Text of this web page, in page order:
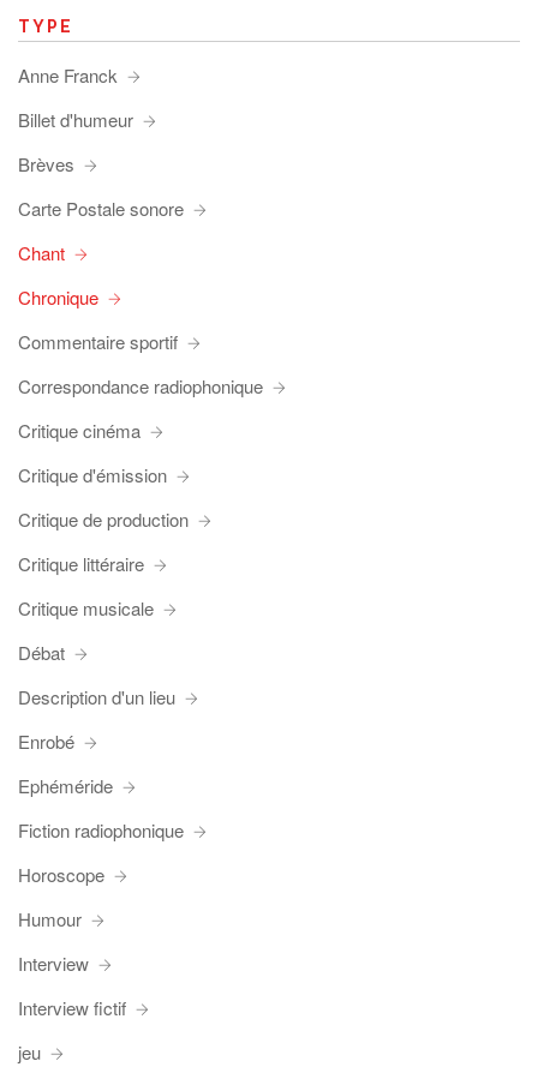
TYPE
Anne Franck
Billet d'humeur
Brèves
Carte Postale sonore
Chant
Chronique
Commentaire sportif
Correspondance radiophonique
Critique cinéma
Critique d'émission
Critique de production
Critique littéraire
Critique musicale
Débat
Description d'un lieu
Enrobé
Ephéméride
Fiction radiophonique
Horoscope
Humour
Interview
Interview fictif
jeu